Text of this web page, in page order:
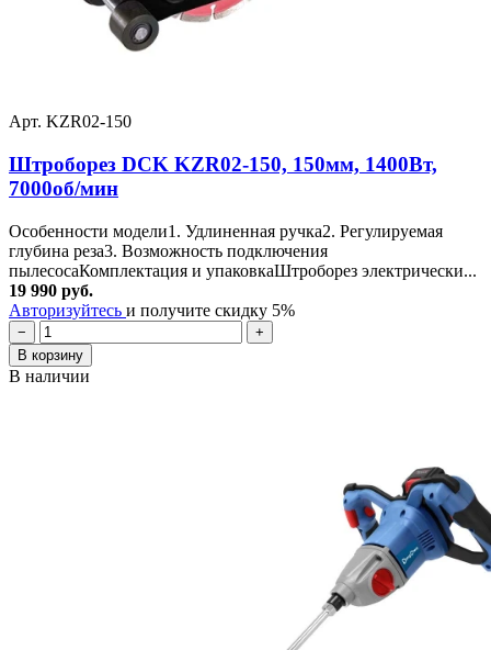
Арт. KZR02-150
Штроборез DCK KZR02-150, 150мм, 1400Вт,
7000об/мин
Особенности модели1. Удлиненная ручка2. Регулируемая
глубина реза3. Возможность подключения
пылесосаКомплектация и упаковкаШтроборез электрически...
19 990 руб.
Авторизуйтесь и получите скидку 5%
−
+
В корзину
В наличии